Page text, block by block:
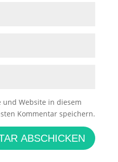
und Website in diesem
Kommentar speichern.
ABSCHICKEN